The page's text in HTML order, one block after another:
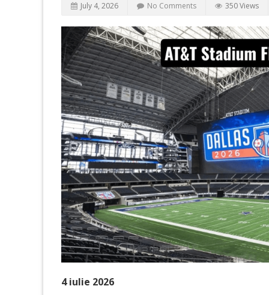
July 4, 2026 No Comments 350 Views
4 iulie 2026